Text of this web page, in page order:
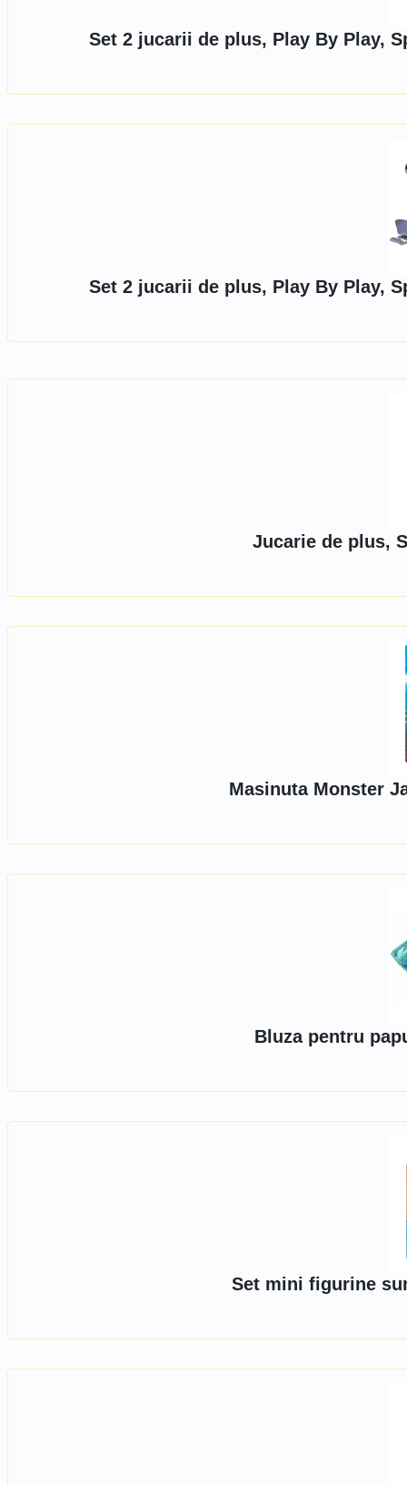
Set 2 jucarii de plus, Play By Play,
Set 2 jucarii de plus, Play By Play,
Jucarie de plus,
Masinuta Monster
Bluza pentru
Set mini figurine